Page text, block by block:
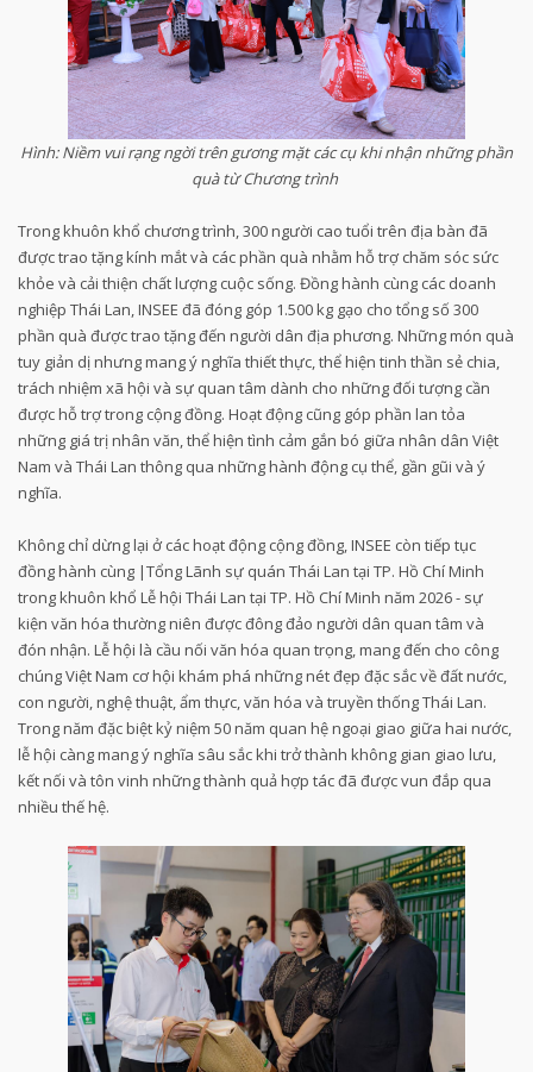
Hình: Niềm vui rạng ngời trên gương mặt các cụ khi nhận những phần
quà từ Chương trình
Trong khuôn khổ chương trình, 300 người cao tuổi trên địa bàn đã
được trao tặng kính mắt và các phần quà nhằm hỗ trợ chăm sóc sức
khỏe và cải thiện chất lượng cuộc sống. Đồng hành cùng các doanh
nghiệp Thái Lan, INSEE đã đóng góp 1.500 kg gạo cho tổng số 300
phần quà được trao tặng đến người dân địa phương. Những món quà
tuy giản dị nhưng mang ý nghĩa thiết thực, thể hiện tinh thần sẻ chia,
trách nhiệm xã hội và sự quan tâm dành cho những đối tượng cần
được hỗ trợ trong cộng đồng. Hoạt động cũng góp phần lan tỏa
những giá trị nhân văn, thể hiện tình cảm gắn bó giữa nhân dân Việt
Nam và Thái Lan thông qua những hành động cụ thể, gần gũi và ý
nghĩa.
Không chỉ dừng lại ở các hoạt động cộng đồng, INSEE còn tiếp tục
đồng hành cùng |Tổng Lãnh sự quán Thái Lan tại TP. Hồ Chí Minh
trong khuôn khổ Lễ hội Thái Lan tại TP. Hồ Chí Minh năm 2026 - sự
kiện văn hóa thường niên được đông đảo người dân quan tâm và
đón nhận. Lễ hội là cầu nối văn hóa quan trọng, mang đến cho công
chúng Việt Nam cơ hội khám phá những nét đẹp đặc sắc về đất nước,
con người, nghệ thuật, ẩm thực, văn hóa và truyền thống Thái Lan.
Trong năm đặc biệt kỷ niệm 50 năm quan hệ ngoại giao giữa hai nước,
lễ hội càng mang ý nghĩa sâu sắc khi trở thành không gian giao lưu,
kết nối và tôn vinh những thành quả hợp tác đã được vun đắp qua
nhiều thế hệ.